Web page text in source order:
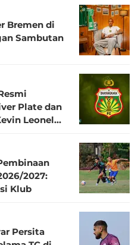
Bremen di
Sambutan
Plate dan
2027:
Klub
Persita